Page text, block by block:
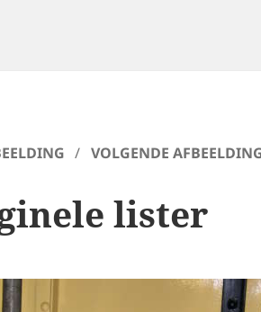
VOLGENDE
lister